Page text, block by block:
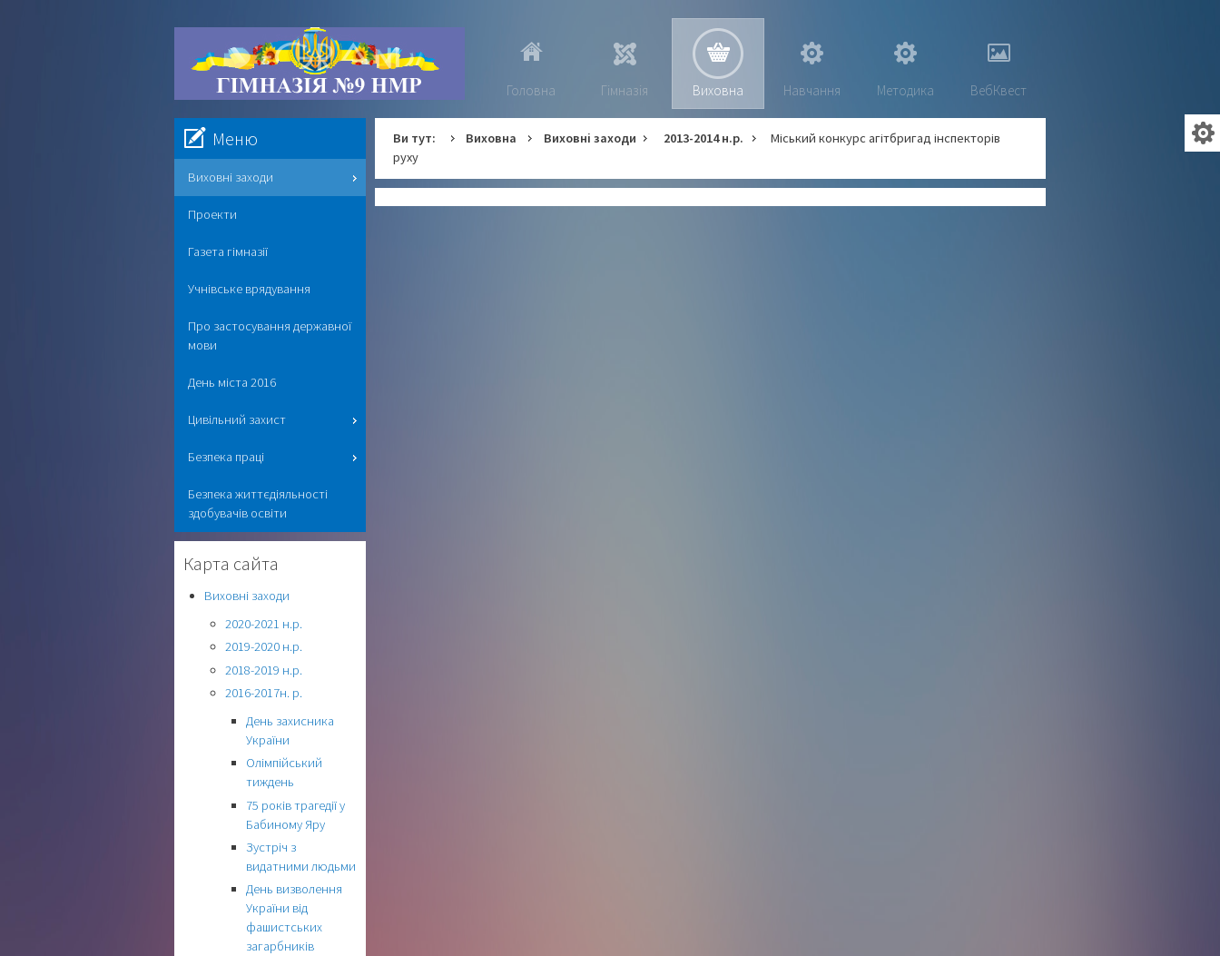
Головна Гімназія Виховна Навчання Методика ВебКвест
Ви тут: Виховна Виховні заходи 2013-2014 н.р.
Міський конкурс агітбригад інспекторів
руху
Меню
Виховні заходи
Проекти
Газета гімназії
Учнівське врядування
Про застосування державної
мови
День міста 2016
Цивільний захист
Безпека праці
Безпека життєдіяльності
здобувачів освіти
Карта сайта
Виховні заходи
2020-2021 н.р.
2019-2020 н.р.
2018-2019 н.р.
2016-2017н. р.
День захисника
України
Олімпійський
тиждень
75 років трагедії у
Бабиному Яру
Зустріч з
видатними людьми
День визволення
України від
фашистських
загарбників